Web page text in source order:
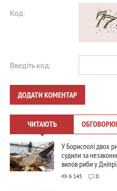
Код:
Введіть код:
ДОДАТИ КОМЕНТАР
ЧИТАЮТЬ
У Борисполі двох
судили за
вилов риби у Дніпрі
6 145 0